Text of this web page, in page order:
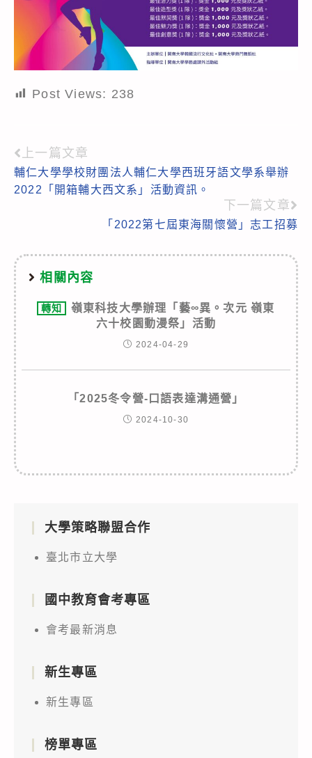
Post Views: 238
Read
more
上一篇文章
輔仁大學學校財團法人輔仁大學西班牙語文學系舉辦
2022「開箱輔大西文系」活動資訊。
下一篇文章
「2022第七屆東海關懷營」志工招募
相關內容
轉知
嶺東科技大學辦理「藝∞異。次元 嶺東
六十校園動漫祭」活動
2024-04-29
「2025冬令營-口語表達溝通營」
2024-10-30
大學策略聯盟合作
臺北市立大學
國中教育會考專區
會考最新消息
新生專區
新生專區
榜單專區